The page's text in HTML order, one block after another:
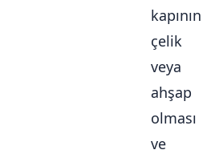
kapının
çelik
veya
ahşap
olması
ve